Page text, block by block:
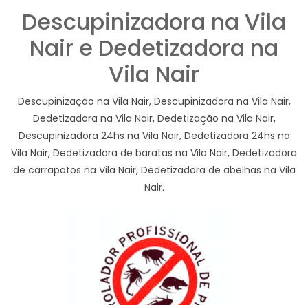
Descupinizadora na Vila
Nair e Dedetizadora na
Vila Nair
Descupinização na Vila Nair, Descupinizadora na Vila Nair,
Dedetizadora na Vila Nair, Dedetização na Vila Nair,
Descupinizadora 24hs na Vila Nair, Dedetizadora 24hs na
Vila Nair, Dedetizadora de baratas na Vila Nair, Dedetizadora
de carrapatos na Vila Nair, Dedetizadora de abelhas na Vila
Nair.